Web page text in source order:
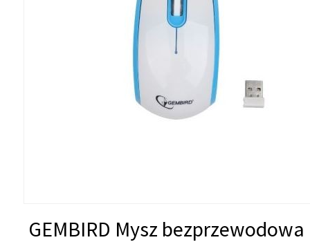
GEMBIRD Mysz bezprzewodowa